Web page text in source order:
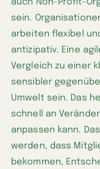
auch Non-Profit-
sein.
arbeiten flexibel
antizipativ. Eine
Vergleich zu einer
sensibler
Umwelt sein. Das
schnell an
anpassen kann.
werden, dass
bekommen,